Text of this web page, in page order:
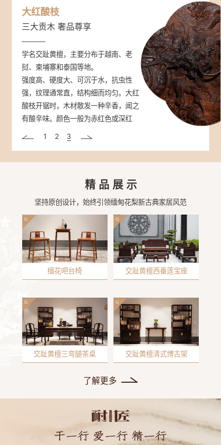
缅甸花梨
大众情人 市场热销
学名大果紫檀，主要产于缅甸、老挝和
泰国等东南亚国家。
颜色桔红、砖红或紫红色，香气浓郁不
张扬，密度高、硬度及稳定性强，不易
开裂、不生虫、耐腐，纹理绚丽多样，
有水波纹、虎皮纹等。
紫光檀
帝王之木 彰显身份
学名东非黑黄檀，分布于非洲东部（坦
桑尼亚、塞内加尔、莫桑比克）。
材质重，硬度很高，是国标红木密度最
高的木头；强度、抗震性能高，抗腐蚀
性高；非常稳定，不易翘曲变形。心材
深紫褐色至近黑色、带黑条纹。木纹清
大红酸枝
三大贡木 奢品尊享
学名交趾黄檀，主要分布于越南、老
挝、柬埔寨和泰国等地。
强度高、硬度大、可沉于水，抗虫性
强，纹理通常直，结构细而均匀。大红
酸枝开锯时，木材散发一种辛香，闻之
有酸辛味。颜色一般为赤红色或深红
1 2 3
精品展示
坚持原创设计，始终引领缅甸花梨新古典家居风范
缅花吧台椅 交趾黄檀西番莲宝座
交趾黄檀三弯腿茶桌 交趾黄檀清式博古架
了解更多